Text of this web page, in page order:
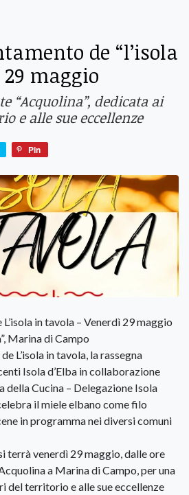
de “l’isola
maggio
“Acquolina”, dedicata ai
e alle sue eccellenze
Pin
in tavola – Venerdì 29 maggio
Marina di Campo
L’isola in tavola, la rassegna
Isola d’Elba in collaborazione
della Cucina – Delegazione Isola
il miele elbano come filo
in programma nei diversi comuni
terrà venerdì 29 maggio, dalle ore
a Marina di Campo, per una
del territorio e alle sue eccellenze